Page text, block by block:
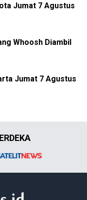
Jumat 7 Agustus
Whoosh Diambil
Jumat 7 Agustus